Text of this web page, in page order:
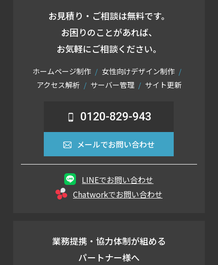
お見積り・ご相談は無料です。
お困りのことがあれば、
お気軽にご相談ください。
ホームページ制作
女性向けデザイン制作
アクセス解析
サーバー管理 サイト更新
0120-829-943
メールでお問い合わせ
LINEでお問い合わせ
Chatworkでお問い合わせ
業務提携・協力体制が組める
パートナー様へ